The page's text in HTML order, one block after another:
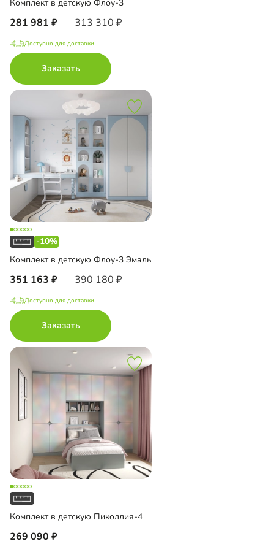
Комплект в детскую Флоу-3
281 981 313 310
Доступно для доставки
Заказать
-10%
Комплект в детскую Флоу-3 Эмаль
351 163 390 180
Доступно для доставки
Заказать
Комплект в детскую Пиколлия-4
269 090